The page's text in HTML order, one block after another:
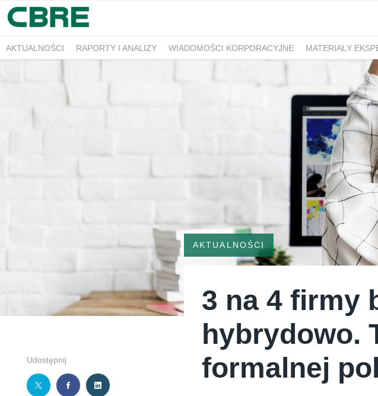
AKTUALNOŚCI RAPORTY I ANALIZY WIADOMOŚCI KORPORACYJNE MATERIAŁY
Udostępnij
AKTUALNOŚCI
3 na 4 firmy
hybrydowo.
formalnej